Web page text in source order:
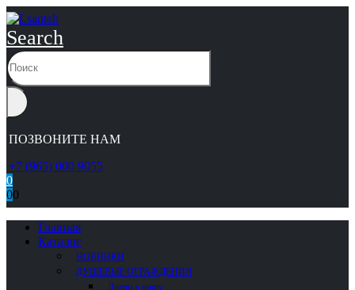
Search
ПОЗВОНИТЕ НАМ
+7 (965) 000 9055
0
00
Главная
Каталог
НОВИНКИ
ДУШЕВЫЕ ОГРАЖДЕНИЯ
Двери в нишу